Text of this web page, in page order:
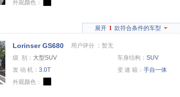
外观颜色：
展开 1 款符合条件的车型
Lorinser GS680 用户评分 ： 暂无
级 别： 大型SUV 车身结构： SUV
发 动 机： 3.0T 变 速 箱： 手自一体
外观颜色：